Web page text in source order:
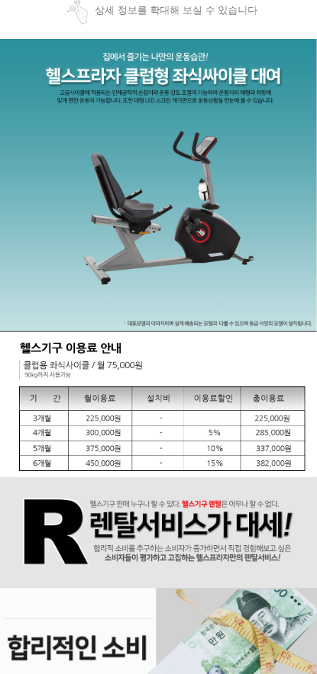
상세 정보를 확대해 보실 수 있습니다